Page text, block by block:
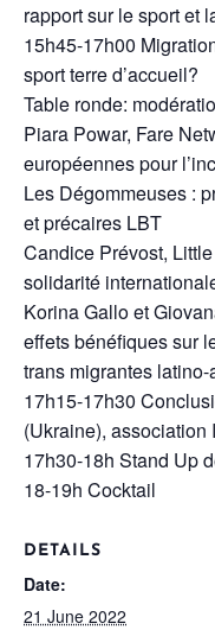
rapport sur le sport et
15h45-17h00
sport terre d’accueil?
Table ronde:
Piara Powar, Fare
européennes pour
Les Dégommeuses :
et précaires LBT
Candice Prévost,
solidarité
Korina Gallo et
effets bénéfiques sur
trans migrantes
17h15-17h30
(Ukraine), association
17h30-18h Stand Up
18-19h Cocktail
DETAILS
Date:
21 June 2022